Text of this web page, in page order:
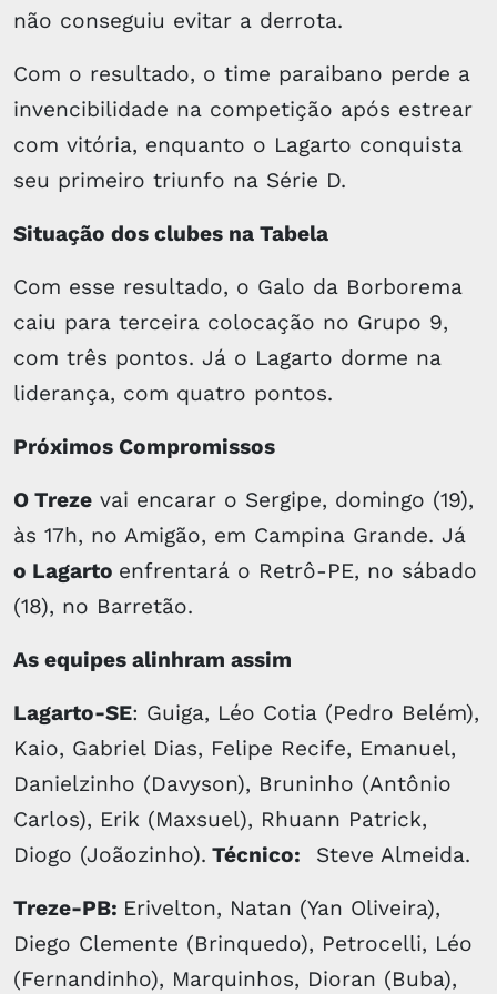
não conseguiu evitar a derrota.
Com o resultado, o time paraibano perde a
invencibilidade na competição após estrear
com vitória, enquanto o Lagarto conquista
seu primeiro triunfo na Série D.
Situação dos clubes na Tabela
Com esse resultado, o Galo da Borborema
caiu para terceira colocação no Grupo 9,
com três pontos. Já o Lagarto dorme na
liderança, com quatro pontos.
Próximos Compromissos
O Treze vai encarar o Sergipe, domingo (19),
às 17h, no Amigão, em Campina Grande. Já
o Lagarto enfrentará o Retrô-PE, no sábado
(18), no Barretão.
As equipes alinhram assim
Lagarto-SE: Guiga, Léo Cotia (Pedro Belém),
Kaio, Gabriel Dias, Felipe Recife, Emanuel,
Danielzinho (Davyson), Bruninho (Antônio
Carlos), Erik (Maxsuel), Rhuann Patrick,
Diogo (Joãozinho). Técnico: Steve Almeida.
Treze-PB: Erivelton, Natan (Yan Oliveira),
Diego Clemente (Brinquedo), Petrocelli, Léo
(Fernandinho), Marquinhos, Dioran (Buba),